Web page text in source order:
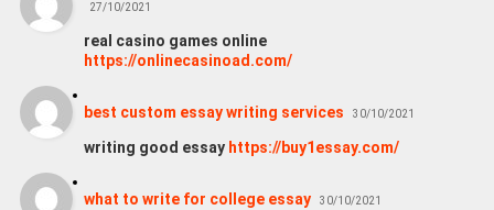
27/10/2021
real casino games online
https://onlinecasinoad.com/
best custom essay writing services 30/10/2021
writing good essay https://buy1essay.com/
what to write for college essay 30/10/2021